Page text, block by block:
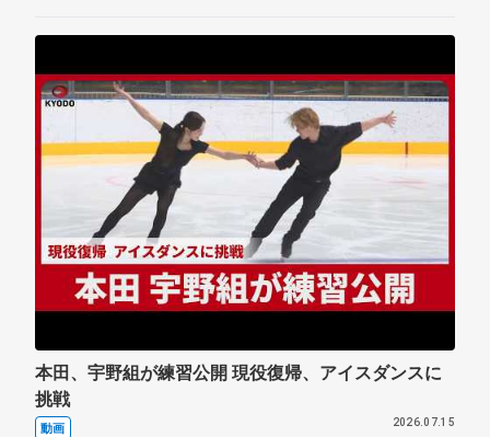
本田、宇野組が練習公開 現役復帰、アイスダンスに
挑戦
動画 2026.07.15